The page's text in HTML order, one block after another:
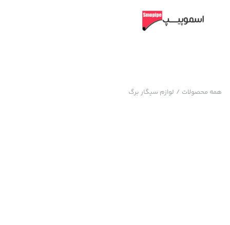
همه محصولات / لوازم سیگار برگ